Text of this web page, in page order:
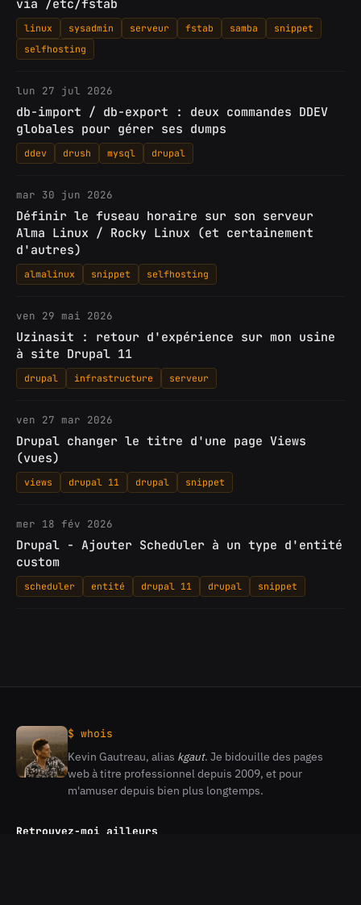
via /etc/fstab
linux sysadmin serveur fstab samba
snippet
selfhosting
lun 27 jul 2026
db-import / db-export : deux commandes DDEV
globales pour gérer ses dumps
ddev drush mysql drupal
mar 30 jun 2026
Définir le fuseau horaire sur son serveur
Alma Linux / Rocky Linux (et certainement
d'autres)
almalinux snippet selfhosting
ven 29 mai 2026
Uzinasit : retour d'expérience sur mon usine
à site Drupal 11
drupal infrastructure serveur
ven 27 mar 2026
Drupal changer le titre d'une page Views
(vues)
views drupal 11 drupal snippet
mer 18 fév 2026
Drupal - Ajouter Scheduler à un type d'entité
custom
scheduler entité drupal 11 drupal snippet
$ whois
Kevin
Gautreau
Kevin Gautreau, alias kgaut. Je bidouille des pages
web à titre professionnel depuis 2009, et pour
m'amuser depuis bien plus longtemps.
Retrouvez-moi ailleurs